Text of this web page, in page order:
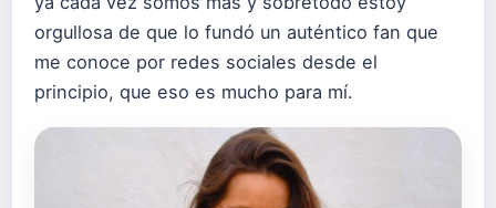
orgullosa de que lo fundó un auténtico fan que
me conoce por redes sociales desde el
principio, que eso es mucho para mí.